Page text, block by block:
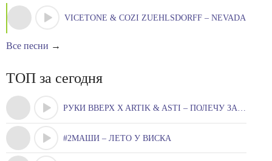
VICETONE & COZI ZUEHLSDORFF – NEVADA
Все песни →
ТОП за сегодня
РУКИ ВВЕРХ X ARTIK & ASTI – ПОЛЕЧУ ЗА ТОБОЮ
#2МАШИ – ЛЕТО У ВИСКА